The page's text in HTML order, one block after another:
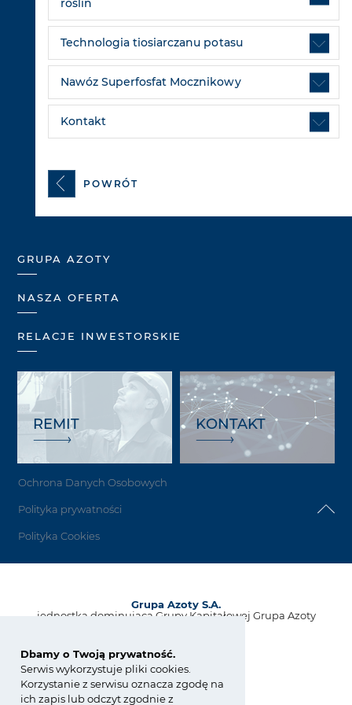
Dbamy o Twoją prywatność.
Serwis wykorzystuje pliki cookies.
Korzystanie z serwisu oznacza zgodę na
ich zapis lub odczyt zgodnie z
roślin
Technologia tiosiarczanu potasu
Nawóz Superfosfat Mocznikowy
Kontakt
POWRÓT
GRUPA AZOTY
NASZA OFERTA
RELACJE INWESTORSKIE
REMIT KONTAKT
Ochrona Danych Osobowych
Polityka prywatności
Polityka Cookies
Grupa Azoty S.A.
jednostka dominująca Grupy Kapitałowej Grupa Azoty
33-101 Tarnów, Polska
tel.:+48 14 637 37 37
fax: +48 14 633 07 18
kontakt@grupaazoty.com